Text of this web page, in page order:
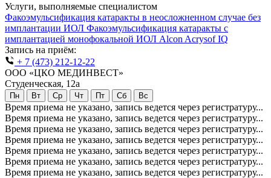
Услуги, выполняемые специалистом
Факоэмульсификация катаракты в неосложненном случае без
имплантации ИОЛ Факоэмульсификация катаракты с
имплантацией монофокальной ИОЛ Alcon Acrysof IQ
Запись на приём:
+ 7 (473) 212-12-22
ООО «ЦКО МЕДИНВЕСТ»
Студенческая, 12а
Пн Вт Ср Чт Пт Сб Вс
Время приема не указано, запись ведется через регистратуру...
Время приема не указано, запись ведется через регистратуру...
Время приема не указано, запись ведется через регистратуру...
Время приема не указано, запись ведется через регистратуру...
Время приема не указано, запись ведется через регистратуру...
Время приема не указано, запись ведется через регистратуру...
Время приема не указано, запись ведется через регистратуру...